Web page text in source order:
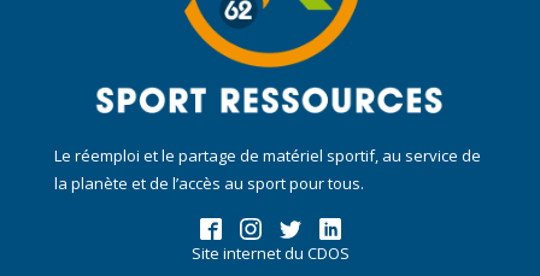
Le réemploi et le partage de matériel sportif, au service de
la planète et de l’accès au sport pour tous.
Site internet du CDOS